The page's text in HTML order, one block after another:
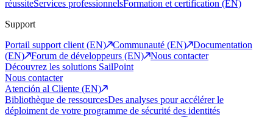
réussiteServices professionnelsFormation et certification (EN)
Support
Portail support client (EN)
Communauté (EN)
Documentation
(EN)
Forum de développeurs (EN)
Nous contacter
Découvrez les solutions SailPoint
Nous contacter
Atención al Cliente (EN)
Bibliothèque de ressourcesDes analyses pour accélérer le
déploiment de votre programme de sécurité des identités